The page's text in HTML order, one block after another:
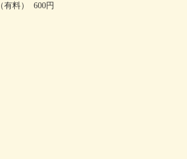
有料） 600円